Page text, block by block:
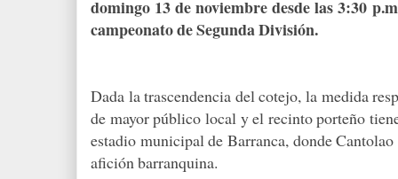
domingo 13 de noviembre desde las 3:30
campeonato de Segunda División.
Dada la trascendencia del cotejo, la medida
de mayor público local y el recinto porteño
estadio municipal de Barranca, donde
afición barranquina.